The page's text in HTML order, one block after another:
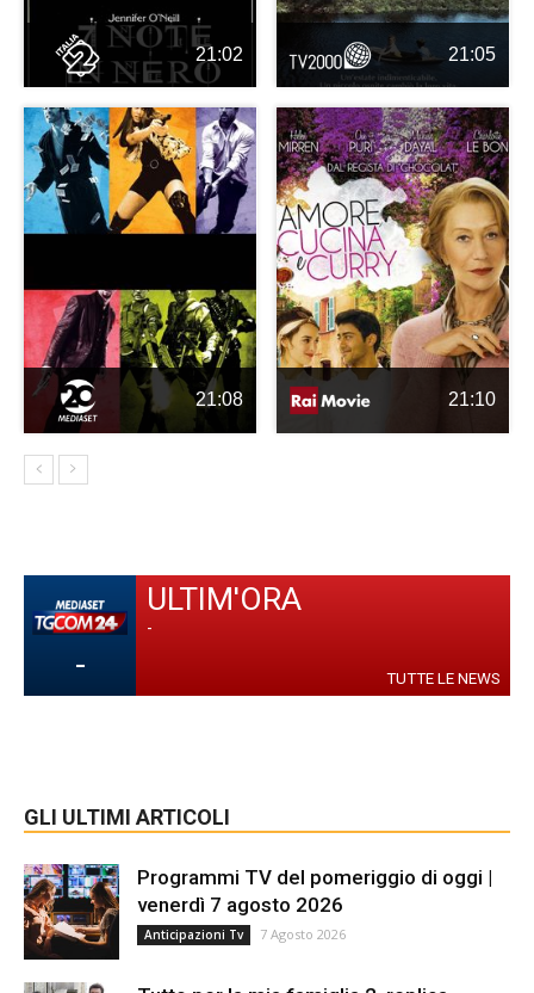
21:02 21:05
21:08 21:10
-
ULTIM'ORA
-
TUTTE LE NEWS
GLI ULTIMI ARTICOLI
Programmi TV del pomeriggio di oggi |
venerdì 7 agosto 2026
Anticipazioni Tv 7 Agosto 2026